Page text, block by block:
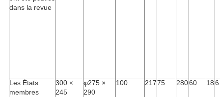
dans la revue
Les États
membres
300 ×
245
φ275 ×
290
100 21775 28060 186